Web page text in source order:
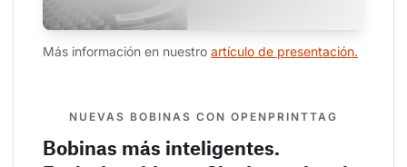
Más información en nuestro artículo de presentación.
NUEVAS BOBINAS CON OPENPRINTTAG
Bobinas más inteligentes.